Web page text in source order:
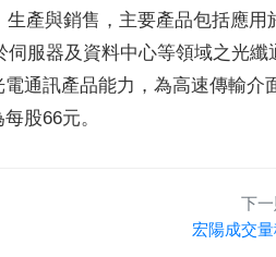
產與銷售，主要產品包括應用
服器及資料中心等領域之光纖
通訊產品能力，為高速傳輸介
股66元。
下一
宏陽成交